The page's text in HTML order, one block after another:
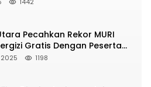
Pecahkan Rekor MURI
Gratis Dengan Peserta
1198